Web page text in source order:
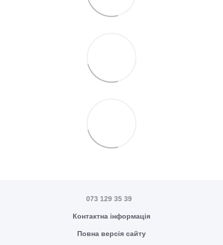
073 129 35 39
Контактна інформація
Повна версія сайту